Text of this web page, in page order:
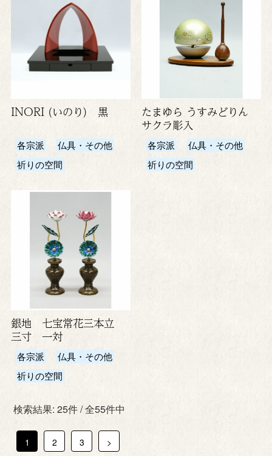
INORI (いのり) 黒
各宗派
仏具・その他
祈りの空間
たまゆら うすみどりん
サクラ彫入
各宗派
仏具・その他
祈りの空間
銀地 七宝常花三本立
三寸 一対
各宗派
仏具・その他
祈りの空間
検索結果: 25件 / 全55件中
1 2 3 >